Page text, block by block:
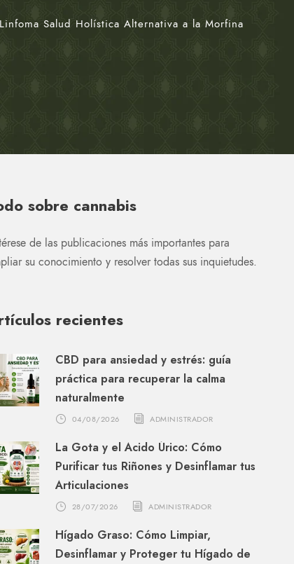
Salud Holística Alternativa a la Morfina
sobre cannabis
de las publicaciones más importantes para
su conocimiento y resolver todas sus inquietudes.
recientes
CBD para ansiedad y estrés: guía
práctica para recuperar la calma
naturalmente
04/08/2026 ADMINISTRADOR
La Gota y el Ácido Úrico: Cómo
Purificar tus Riñones y Desinflamar tus
Articulaciones
28/07/2026 ADMINISTRADOR
Hígado Graso: Cómo Limpiar,
Desinflamar y Proteger tu Hígado de